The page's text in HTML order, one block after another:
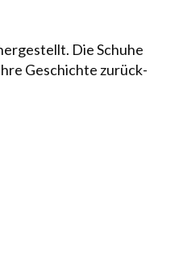
Die Schuhe
Geschichte zurück­